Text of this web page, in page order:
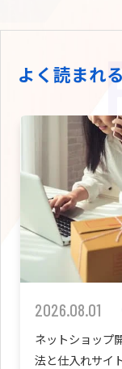
よく読まれ
2026.08.01
ネットショップ
法と仕入れサイ